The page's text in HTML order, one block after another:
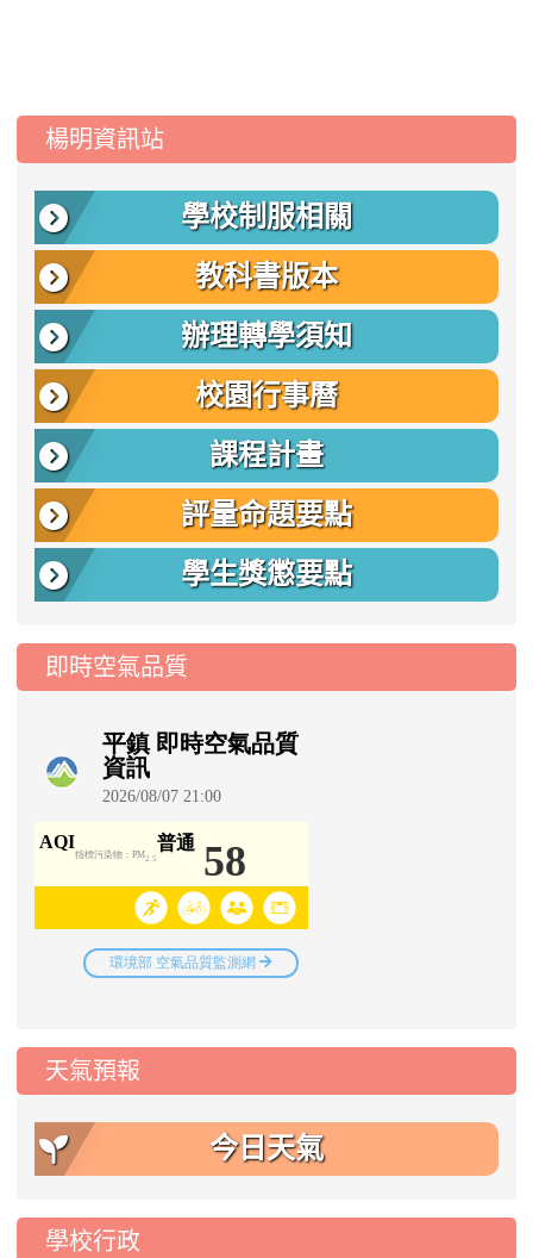
::: 楊明資訊站
學校制服相關
教科書版本
辦理轉學須知
校園行事曆
課程計畫
評量命題要點
學生獎懲要點
即時空氣品質
天氣預報
今日天氣
學校行政